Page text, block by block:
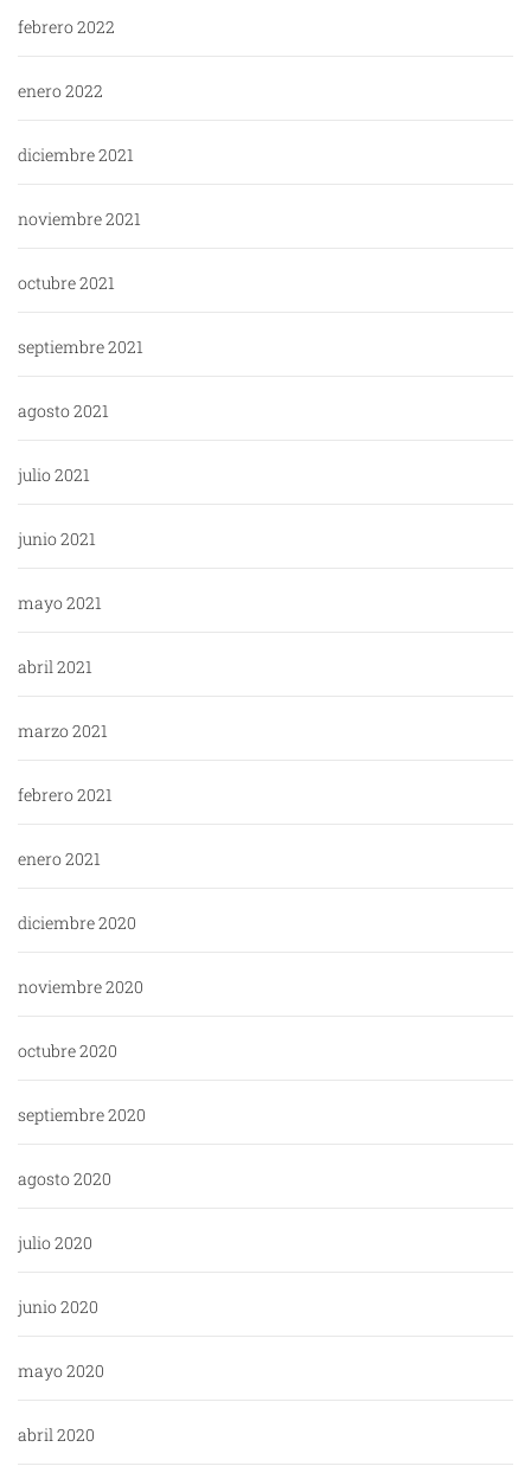
febrero 2022
enero 2022
diciembre 2021
noviembre 2021
octubre 2021
septiembre 2021
agosto 2021
julio 2021
junio 2021
mayo 2021
abril 2021
marzo 2021
febrero 2021
enero 2021
diciembre 2020
noviembre 2020
octubre 2020
septiembre 2020
agosto 2020
julio 2020
junio 2020
mayo 2020
abril 2020